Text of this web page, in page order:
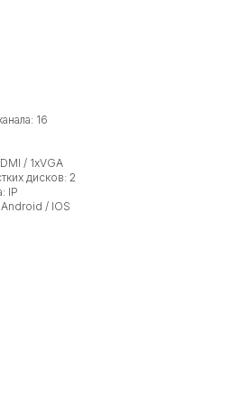
16
/ 1xVGA
дисков: 2
IP
/ IOS